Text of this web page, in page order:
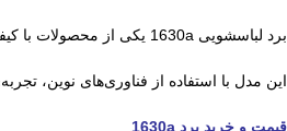
برد لباسشویی 1630a یکی از محصولات با کیفیت و پیشرفته میان برد های لباسشویی است.
این مدل با استفاده از فناوری‌های نوین،
قیمت و خرید برد 1630a